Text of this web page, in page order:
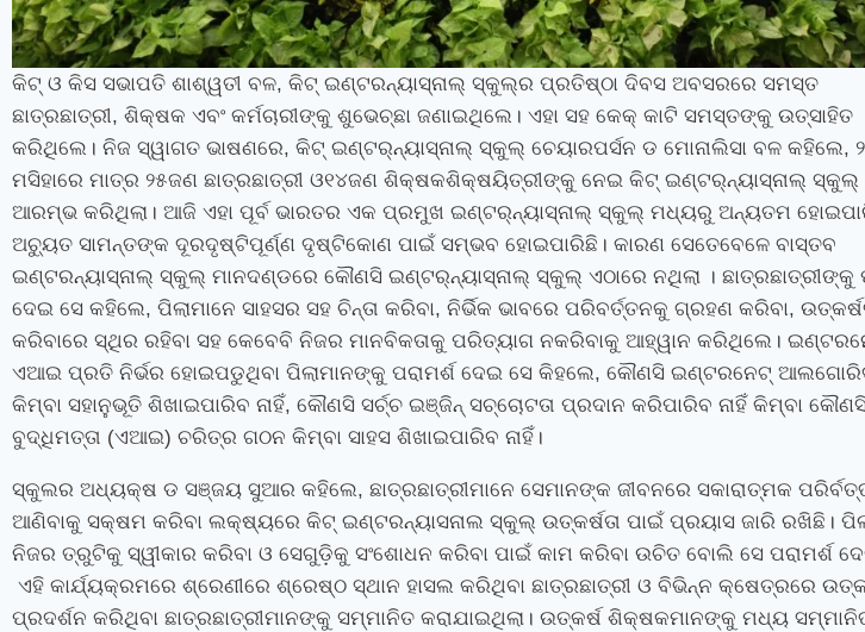
କିଟ୍ ଓ କିସ ସଭାପତି ଶାଶ୍ୱତୀ ବଳ, କିଟ୍ ଇଣ୍ଟରନ୍ୟାସ୍‍ନାଲ୍‍ ସ୍କୁଲ୍‍ର ପ୍ରତିଷ୍ଠା ଦିବସ ଅବସରରେ ସମସ୍ତ
ଛାତ୍ରଛାତ୍ରୀ, ଶିକ୍ଷକ ଏବଂ କର୍ମଚାରୀଙ୍କୁ ଶୁଭେଚ୍ଛା ଜଣାଇଥିଲେ। ଏହା ସହ କେକ୍‍ କାଟି ସମସ୍ତଙ୍କୁ ଉତ୍ସାହିତ
କରିଥିଲେ। ନିଜ ସ୍ୱାଗତ ଭାଷଣରେ, କିଟ୍‍ ଇଣ୍ଟର୍‍ନ୍ୟାସ୍‍ନାଲ୍‍ ସ୍କୁଲ୍‍ ଚେୟାରପର୍ସନ ଡ ମୋନାଲିସା ବଳ କହିଲେ,
ମସିହାରେ ମାତ୍ର ୨୫ଜଣ ଛାତ୍ରଛାତ୍ରୀ ଓ୧୪ଜଣ ଶିକ୍ଷକଶିକ୍ଷୟିତ୍ରୀଙ୍କୁ ନେଇ କିଟ୍‍ ଇଣ୍ଟର୍‍ନ୍ୟାସ୍‍ନାଲ୍‍ ସ୍କୁଲ୍‍
ଆରମ୍ଭ କରିଥିଲା। ଆଜି ଏହା ପୂର୍ବ ଭାରତର ଏକ ପ୍ରମୁଖ ଇଣ୍ଟର୍‍ନ୍ୟାସ୍‍ନାଲ୍‍ ସ୍କୁଲ୍‍ ମଧ୍ୟରୁ ଅନ୍ୟତମ
ଅଚ୍ୟୁତ ସାମନ୍ତଙ୍କ ଦୂରଦୃଷ୍ଟିପୂର୍ଣ୍ଣ ଦୃଷ୍ଟିକୋଣ ପାଇଁ ସମ୍ଭବ ହୋଇପାରିଛି। କାରଣ ସେତେବେଳେ ବାସ୍ତବ
ଇଣ୍ଟରନ୍ୟାସ୍‍ନାଲ୍‍ ସ୍କୁଲ୍‍ ମାନଦଣ୍ଡରେ କୌଣସି ଇଣ୍ଟର୍‍ନ୍ୟାସ୍‍ନାଲ୍‍ ସ୍କୁଲ୍‍ ଏଠାରେ ନଥିଲା । ଛାତ୍ରଛାତ୍ରୀଙ୍କୁ
ଦେଇ ସେ କହିଲେ, ପିଲାମାନେ ସାହସର ସହ ଚିନ୍ତା କରିବା, ନିର୍ଭିକ ଭାବରେ ପରିବର୍ତ୍ତନକୁ ଗ୍ରହଣ କରିବା,
କରିବାରେ ସ୍ଥିର ରହିବା ସହ କେବେବି ନିଜର ମାନବିକତାକୁ ପରିତ୍ୟାଗ ନକରିବାକୁ ଆହ୍ୱାନ କରିଥିଲେ।
ଏଆଇ ପ୍ରତି ନିର୍ଭର ହୋଇପଡୁଥିବା ପିଲାମାନଙ୍କୁ ପରାମର୍ଶ ଦେଇ ସେ କିହଲେ, କୌଣସି ଇଣ୍ଟରନେଟ୍‍
କିମ୍ବା ସହାନୁଭୂତି ଶିଖାଇପାରିବ ନାହିଁ, କୌଣସି ସର୍ଚ୍ଚ ଇଞ୍ଜିନ୍ ସଚ୍ଚୋଟତା ପ୍ରଦାନ କରିପାରିବ ନାହିଁ କିମ୍ବା
ବୁଦ୍ଧିମତ୍ତା (ଏଆଇ) ଚରିତ୍ର ଗଠନ କିମ୍ବା ସାହସ ଶିଖାଇପାରିବ ନାହିଁ।
ସ୍କୁଲର ଅଧ୍ୟକ୍ଷ ଡ ସଞ୍ଜୟ ସୁଆର କହିଲେ, ଛାତ୍ରଛାତ୍ରୀମାନେ ସେମାନଙ୍କ ଜୀବନରେ ସକାରାତ୍ମକ
ଆଣିବାକୁ ସକ୍ଷମ କରିବା ଲକ୍ଷ୍ୟରେ କିଟ୍‍ ଇଣ୍ଟରନ୍ୟାସନାଲ ସ୍କୁଲ୍‍ ଉତ୍କର୍ଷତା ପାଇଁ ପ୍ରୟାସ ଜାରି ରଖିଛି।
ନିଜର ତ୍ରୁଟିକୁ ସ୍ୱୀକାର କରିବା ଓ ସେଗୁଡ଼ିକୁ ସଂଶୋଧନ କରିବା ପାଇଁ କାମ କରିବା ଉଚିତ ବୋଲି ସେ ପରାମର୍ଶ
ଏହି କାର୍ଯ୍ୟକ୍ରମରେ ଶ୍ରେଣୀରେ ଶ୍ରେଷ୍ଠ ସ୍ଥାନ ହାସଲ କରିଥିବା ଛାତ୍ରଛାତ୍ରୀ ଓ ବିଭିନ୍ନ କ୍ଷେତ୍ରରେ
ପ୍ରଦର୍ଶନ କରିଥିବା ଛାତ୍ରଛାତ୍ରୀମାନଙ୍କୁ ସମ୍ମାନିତ କରାଯାଇଥିଲା। ଉତ୍କର୍ଷ ଶିକ୍ଷକମାନଙ୍କୁ ମଧ୍ୟ